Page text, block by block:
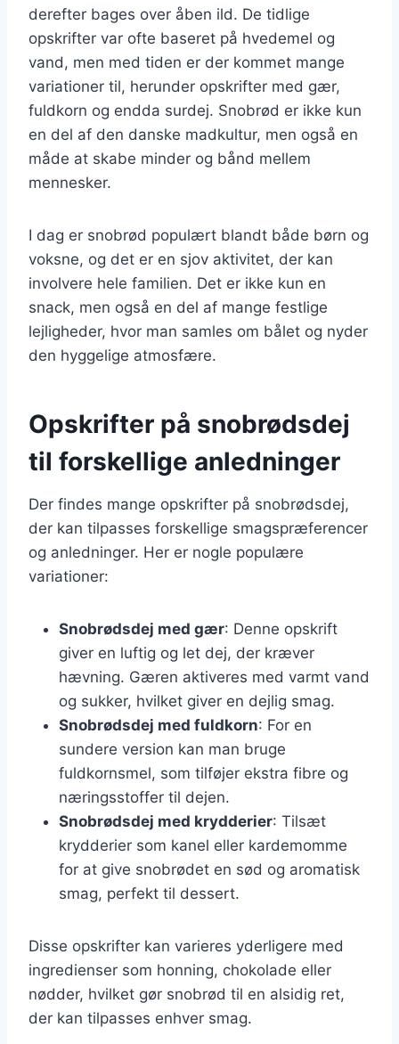
derefter bages over åben ild. De tidlige
opskrifter var ofte baseret på hvedemel og
vand, men med tiden er der kommet mange
variationer til, herunder opskrifter med gær,
fuldkorn og endda surdej. Snobrød er ikke kun
en del af den danske madkultur, men også en
måde at skabe minder og bånd mellem
mennesker.
I dag er snobrød populært blandt både børn og
voksne, og det er en sjov aktivitet, der kan
involvere hele familien. Det er ikke kun en
snack, men også en del af mange festlige
lejligheder, hvor man samles om bålet og nyder
den hyggelige atmosfære.
Opskrifter på snobrødsdej
til forskellige anledninger
Der findes mange opskrifter på snobrødsdej,
der kan tilpasses forskellige smagspræferencer
og anledninger. Her er nogle populære
variationer:
Snobrødsdej med gær: Denne opskrift
giver en luftig og let dej, der kræver
hævning. Gæren aktiveres med varmt vand
og sukker, hvilket giver en dejlig smag.
Snobrødsdej med fuldkorn: For en
sundere version kan man bruge
fuldkornsmel, som tilføjer ekstra fibre og
næringsstoffer til dejen.
Snobrødsdej med krydderier: Tilsæt
krydderier som kanel eller kardemomme
for at give snobrødet en sød og aromatisk
smag, perfekt til dessert.
Disse opskrifter kan varieres yderligere med
ingredienser som honning, chokolade eller
nødder, hvilket gør snobrød til en alsidig ret,
der kan tilpasses enhver smag.